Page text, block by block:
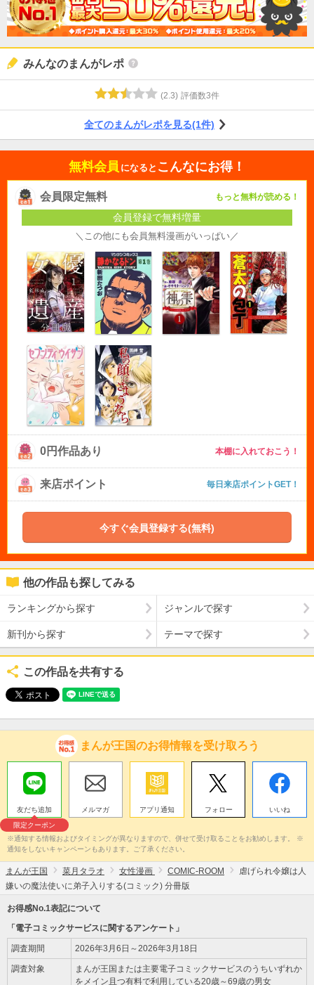
みんなのまんがレポ
(2.3) 評価数3件
全てのまんがレポを見る(1件)
無料会員 になると こんなにお得！
会員限定無料 もっと無料が読める！
会員登録で無料増量
＼この他にも会員無料漫画がいっぱい／
0円作品あり 本棚に入れておこう！
来店ポイント 毎日来店ポイントGET！
今すぐ会員登録する(無料)
他の作品も探してみる
ランキングから探す ジャンルで探す
新刊から探す テーマで探す
この作品を共有する
まんが王国のお得情報を受け取ろう
友だち追加
限定クーポン
メルマガ アプリ通知 フォロー いいね
※通知する情報およびタイミングが異なりますので、併せて受け取ることをお勧めします。 ※
通知をしないキャンペーンもあります。ご了承ください。
まんが王国 菜月タラオ 女性漫画 COMIC-ROOM
虐げられ令嬢は人
嫌いの魔法使いに弟子入りする(コミック) 分冊版
お得感No.1表記について
「電子コミックサービスに関するアンケート」
調査期間 2026年3月6日～2026年3月18日
調査対象
まんが王国または主要電子コミックサービスのうちいずれか
をメイン且つ有料で利用している20歳～69歳の男女